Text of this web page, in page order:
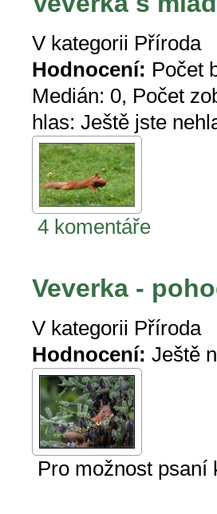
V kategorii Příroda
Hodnocení: Počet
Medián: 0, Počet
hlas: Ještě jste
4 komentáře
Veverka -
V kategorii Příroda
Hodnocení: Ještě
Pro možnost